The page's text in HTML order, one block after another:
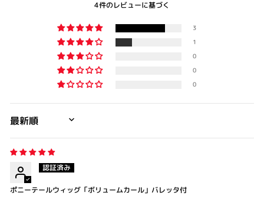
4件のレビューに基づく
3
1
0
0
0
SORT BY
ポニーテールウィッグ「ボリュームカール」バレッタ付